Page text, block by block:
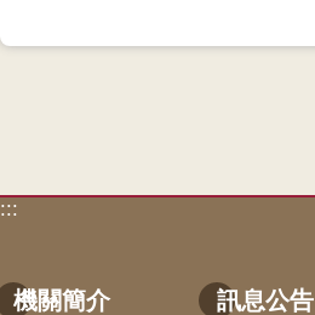
:::
機關簡介 訊息公告